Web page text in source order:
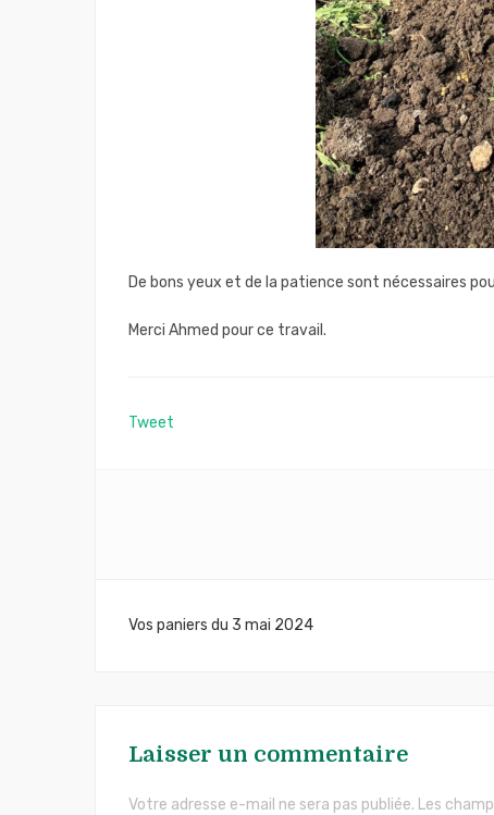
De bons yeux et de la patience sont nécessaires
Merci Ahmed pour ce travail.
Tweet
Vos paniers du 3 mai 2024
Laisser un commentaire
Votre adresse e-mail ne sera pas publiée. Les